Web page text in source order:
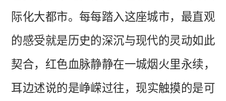
际化大都市。每每踏入这座城市，最直观
的感受就是历史的深沉与现代的灵动如此
契合，红色血脉静静在一城烟火里永续，
耳边述说的是峥嵘过往 ，现实触摸的是可